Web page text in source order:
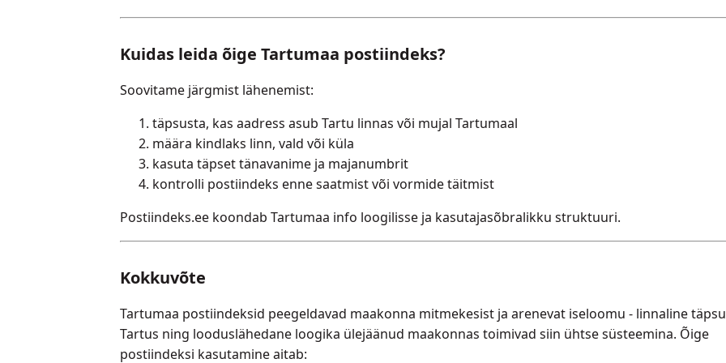
Kuidas leida õige Tartumaa postiindeks?
Soovitame järgmist lähenemist:
täpsusta, kas aadress asub Tartu linnas või mujal Tartumaal
määra kindlaks linn, vald või küla
kasuta täpset tänavanime ja majanumbrit
kontrolli postiindeks enne saatmist või vormide täitmist
Postiindeks.ee koondab Tartumaa info loogilisse ja kasutajasõbralikku struktuuri.
Kokkuvõte
Tartumaa postiindeksid peegeldavad maakonna mitmekesist ja arenevat iseloomu - linnaline
Tartus ning looduslähedane loogika ülejäänud maakonnas toimivad siin ühtse süsteemina. Õige
postiindeksi kasutamine aitab: